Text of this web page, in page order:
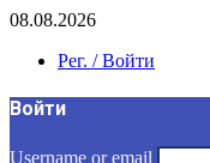
08.08.2026
Рег. / Войти
Войти
Username or email